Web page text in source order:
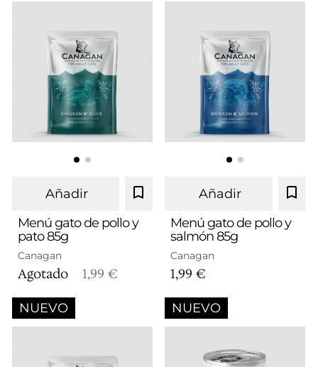
Añadir
Menú gato de pollo y
pato 85g
Canagan
Agotado 1,99 €
Añadir
Menú gato de pollo y
salmón 85g
Canagan
1,99 €
NUEVO NUEVO